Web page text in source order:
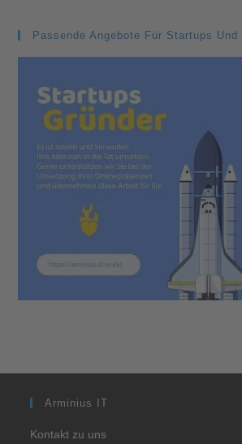
Passende Angebote Für Startups Und
Arminius IT
Kontakt zu uns